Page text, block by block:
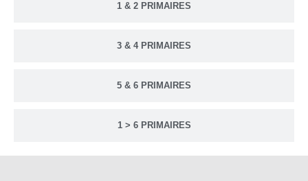
1 & 2 PRIMAIRES
3 & 4 PRIMAIRES
5 & 6 PRIMAIRES
1 > 6 PRIMAIRES